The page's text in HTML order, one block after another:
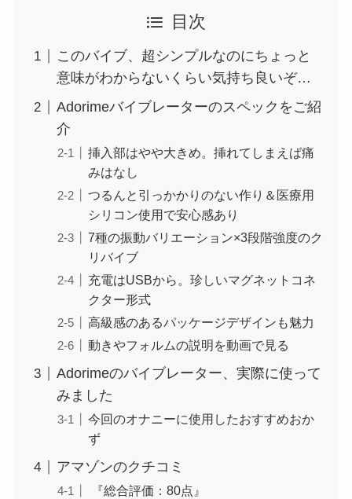
目次
このバイブ、超シンプルなのにちょっと
意味がわからないくらい気持ち良いぞ…
Adorimeバイブレーターのスペックをご紹
介
挿入部はやや大きめ。挿れてしまえば痛
みはなし
つるんと引っかかりのない作り＆医療用
シリコン使用で安心感あり
7種の振動バリエーション×3段階強度のク
リバイブ
充電はUSBから。珍しいマグネットコネ
クター形式
高級感のあるパッケージデザインも魅力
動きやフォルムの説明を動画で見る
Adorimeのバイブレーター、実際に使って
みました
今回のオナニーに使用したおすすめおか
ず
アマゾンのクチコミ
『総合評価：80点』